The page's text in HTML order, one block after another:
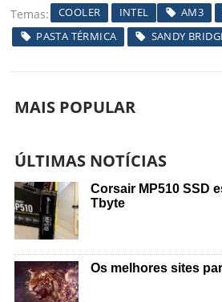
Temas COOLER INTEL AM3
PASTA TÉRMICA
SANDY
MAIS POPULAR
ÚLTIMAS NOTÍCIAS
Corsair MP510 SSD
Tbyte
Os melhores sites